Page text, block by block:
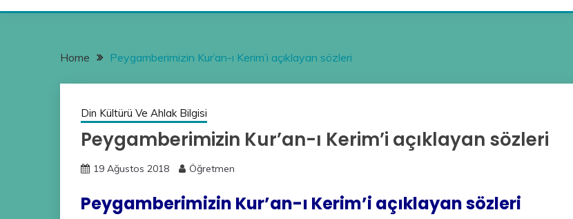
Home Peygamberimizin Kur’an-ı Kerim’i açıklayan sözleri
Din Kültürü Ve Ahlak Bilgisi
Peygamberimizin Kur’an-ı Kerim’i açıklayan sözleri
19 Ağustos 2018 Öğretmen
Peygamberimizin Kur’an-ı Kerim’i açıklayan sözleri